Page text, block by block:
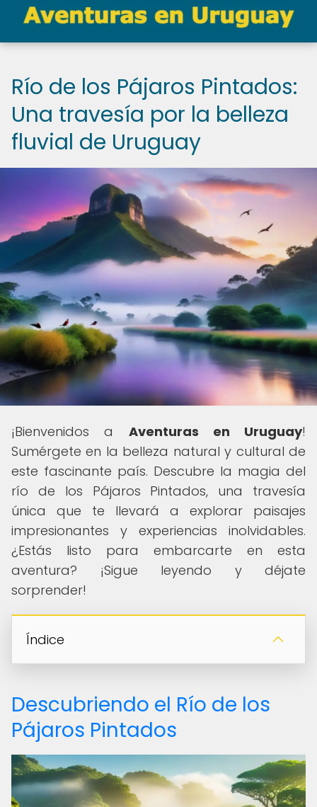
Río de los Pájaros Pintados:
Una travesía por la belleza
fluvial de Uruguay
¡Bienvenidos a Aventuras en Uruguay!
Sumérgete en la belleza natural y cultural de
este fascinante país. Descubre la magia del
río de los Pájaros Pintados, una travesía
única que te llevará a explorar paisajes
impresionantes y experiencias inolvidables.
¿Estás listo para embarcarte en esta
aventura? ¡Sigue leyendo y déjate
sorprender!
Índice
Descubriendo el Río de los
Pájaros Pintados